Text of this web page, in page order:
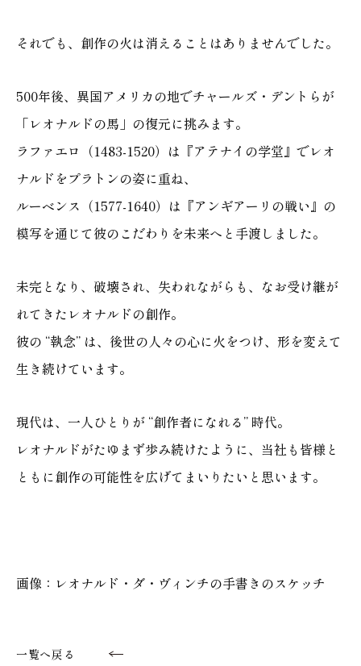
それでも、創作の火は消えることはありませんでした。
500年後、異国アメリカの地でチャールズ・デントらが
「レオナルドの馬」の復元に挑みます。
ラファエロ（1483-1520）は『アテナイの学堂』でレオ
ナルドをプラトンの姿に重ね、
ルーベンス（1577-1640）は『アンギアーリの戦い』の
模写を通じて彼のこだわりを未来へと手渡しました。
未完となり、破壊され、失われながらも、なお受け継が
れてきたレオナルドの創作。
彼の “執念” は、後世の人々の心に火をつけ、形を変えて
生き続けています。
現代は、 一人ひとりが “創作者になれる” 時代。
レオナルドがたゆまず歩み続けたように、当社も皆様と
ともに創作の可能性を広げてまいりたいと思います。
画像：レオナルド・ダ・ヴィンチの手書きのスケッチ
一覧へ戻る